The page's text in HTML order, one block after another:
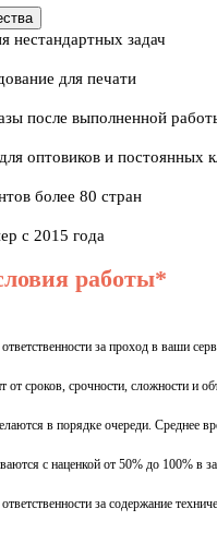
задач
для печати
после выполненной
оптовиков и постоянных
более 80 стран
с 2015 года
работы*
за проход в ваши
от сроков, срочности, сложности и
в порядке очереди. Среднее
с наценкой от 50% до 100% в
за содержание